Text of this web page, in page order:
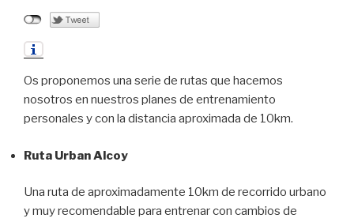
Os proponemos una serie de rutas que hacemos
nosotros en nuestros planes de entrenamiento
personales y con la distancia aproximada de 10km.
Ruta Urban Alcoy
Una ruta de aproximadamente 10km de recorrido urbano
y muy recomendable para entrenar con cambios de